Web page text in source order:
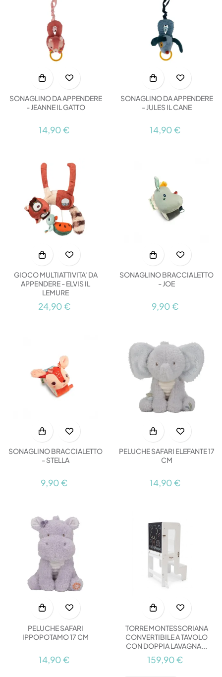
SONAGLINO DA APPENDERE
- JEANNE IL GATTO
14,90 €
SONAGLINO DA APPENDERE
- JULES IL CANE
14,90 €
GIOCO MULTIATTIVITA' DA
APPENDERE - ELVIS IL
LEMURE
24,90 €
SONAGLINO BRACCIALETTO
- JOE
9,90 €
SONAGLINO BRACCIALETTO
- STELLA
9,90 €
PELUCHE SAFARI ELEFANTE 17
CM
14,90 €
PELUCHE SAFARI
IPPOPOTAMO 17 CM
14,90 €
TORRE MONTESSORIANA
CONVERTIBILE A TAVOLO
CON DOPPIA LAVAGNA...
159,90 €